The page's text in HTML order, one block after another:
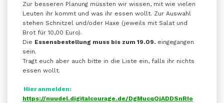
Zur besseren Planung müssten wir wissen, mit wie vielen
Leuten ihr kommt und was ihr essen wollt. Zur Auswahl
stehen Schnitzel und/oder Haxe (jeweils mit Salat und
Brot für 10,00 Euro).
Die Essensbestellung muss bis zum 19.09. eingegangen
sein.
Tragt euch aber auch bitte in die Liste ein, falls ihr nichts
essen wollt.
Hier anmelden:
https://nuudel.digitalcourage.de/DgMucqQjADDSnRIo